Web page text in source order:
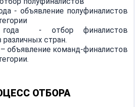
- объявление полуфиналистов
- отбор финалистов
стран.
– объявление команд-финалистов
ОТБОРА